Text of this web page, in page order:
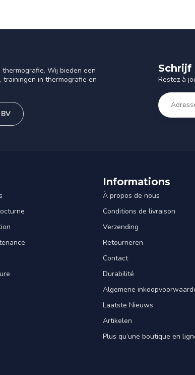
Wij bieden een
trainingen in thermografie en
Schrijf
Restez à
Informations
À propos de nous
Conditions de livraison
Verzending
Retourneren
Contact
Durabilité
Algemene
Laatste Nieuws
Artikelen
Plus qu’une boutique en